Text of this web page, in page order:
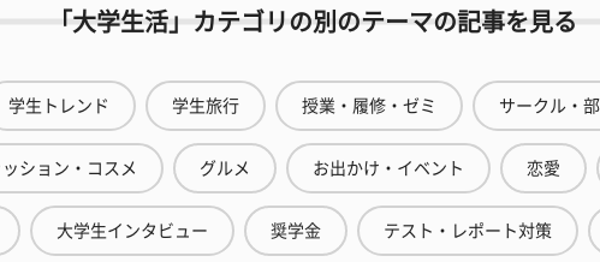
「大学生活」カテゴリの別のテーマの記事を見る
学生トレンド 学生旅行 授業・履修・ゼミ サークル・
ッション・コスメ グルメ お出かけ・イベント 恋愛
大学生インタビュー 奨学金 テスト・レポート対策